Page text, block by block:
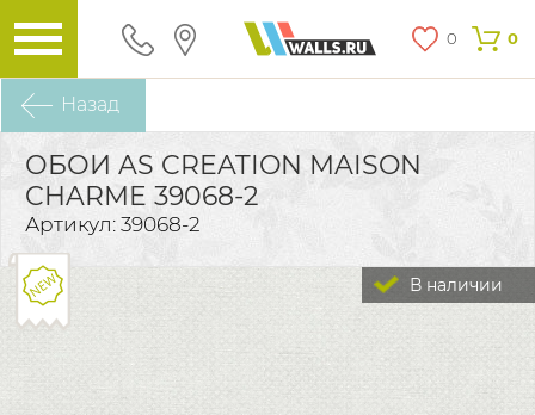
0 0
Назад
ОБОИ AS CREATION MAISON
CHARME 39068-2
Артикул: 39068-2
В наличии